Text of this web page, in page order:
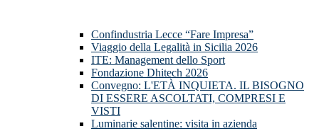
Confindustria Lecce “Fare Impresa”
Viaggio della Legalità in Sicilia 2026
ITE: Management dello Sport
Fondazione Dhitech 2026
Convegno: L'ETÀ INQUIETA. IL BISOGNO
DI ESSERE ASCOLTATI, COMPRESI E
VISTI
Luminarie salentine: visita in azienda